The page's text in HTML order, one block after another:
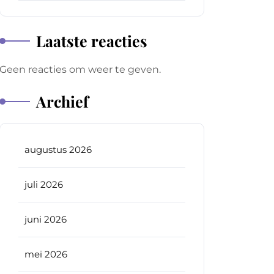
Laatste reacties
Geen reacties om weer te geven.
Archief
augustus 2026
juli 2026
juni 2026
mei 2026